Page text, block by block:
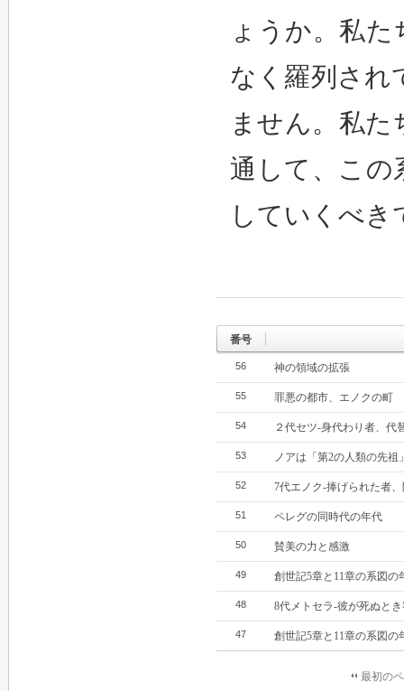
ょうか。私
なく羅列され
ません。私
通して、この
していくべき
番号
56 神の領域の拡張
55 罪悪の都市、エノクの町
54 ２代セツ‐身代わり者、
53 ノアは「第2の人類の先祖
52 7代エノク‐捧げられた者
51 ペレグの同時代の年代
50 賛美の力と感激
49 創世記5章と11章の系図の
48 8代メトセラ‐彼が死ぬと
47 創世記5章と11章の系図の
最初の